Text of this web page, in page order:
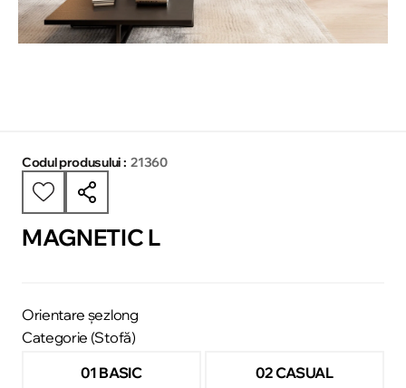
Codul produsului : 21360
MAGNETIC L
Orientare șezlong
Categorie (Stofă)
01 BASIC
02 CASUAL